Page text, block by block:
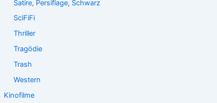
Satire, Persiflage, Schwarz
SciFiFi
Thriller
Tragödie
Trash
Western
Kinofilme